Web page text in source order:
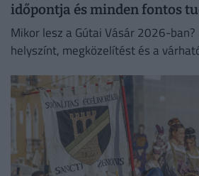
időpontja és minden fontos
Mikor lesz a Gútai Vásár 2026-
helyszínt, megközelítést és a